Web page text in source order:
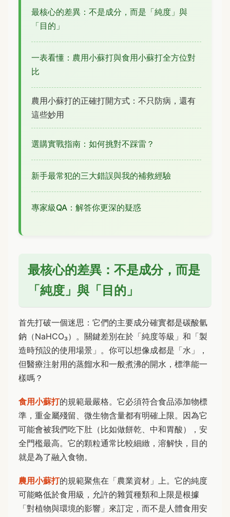
最核心的差異：不是成分，而是「純度」與
「目的」
一表看懂：農用小蘇打與食用小蘇打全方位對
比
農用小蘇打的正確打開方式：不只防病，還有
這些妙用
選購實戰指南：如何挑對不踩雷？
新手最常犯的三大錯誤與我的補救經驗
專家級QA：解答你更深的疑惑
最核心的差異：不是成分，而是
「純度」與「目的」
首先打破一個迷思：它們的主要成分確實都是碳酸氫
鈉（NaHCO₃）。關鍵差別在於「純度等級」和「製
造時預設的使用場景」。你可以想像成都是「水」，
但醫療注射用的蒸餾水和一般煮沸的開水，標準能一
樣嗎？
食用小蘇打的規範最嚴格。它必須符合食品添加物標
準，重金屬殘留、微生物含量都有明確上限。因為它
可能會被我們吃下肚（比如做餅乾、中和胃酸），安
全門檻最高。它的顆粒通常比較細緻，溶解快，目的
就是為了融入食物。
農用小蘇打的規範聚焦在「農業資材」上。它的純度
可能略低於食用級，允許的雜質種類和上限是根據
「對植物與環境的影響」來訂定，而不是人體食用安